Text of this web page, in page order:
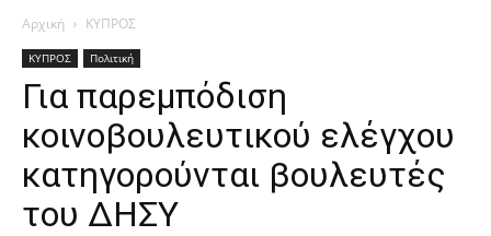
Αρχική ΚΥΠΡΟΣ
ΚΥΠΡΟΣ Πολιτική
Για παρεμπόδιση
κοινοβουλευτικού ελέγχου
κατηγορούνται βουλευτές
του ΔΗΣΥ